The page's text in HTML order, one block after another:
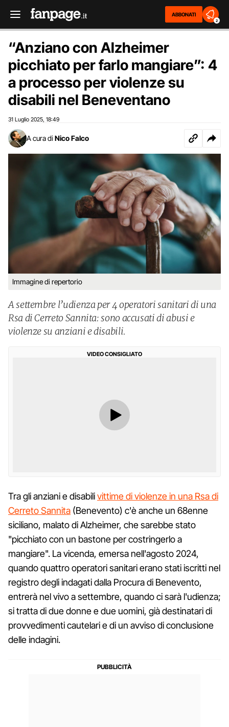
ABBONATI
2
“Anziano con Alzheimer
picchiato per farlo mangiare”: 4
a processo per violenze su
disabili nel Beneventano
31 Luglio 2025 18:49
A cura di Nico Falco
Immagine di repertorio
A settembre l’udienza per 4 operatori sanitari di una
Rsa di Cerreto Sannita: sono accusati di abusi e
violenze su anziani e disabili.
VIDEO CONSIGLIATO
Tra gli anziani e disabilivittime di violenze in una Rsa di
Cerreto Sannita (Benevento) c'è anche un 68enne
siciliano, malato di Alzheimer, che sarebbe stato
"picchiato con un bastone per costringerlo a
mangiare". La vicenda, emersa nell'agosto 2024,
quando quattro operatori sanitari erano stati iscritti nel
registro degli indagati dalla Procura di Benevento,
entrerà nel vivo a settembre, quando ci sarà l'udienza;
si tratta di due donne e due uomini, già destinatari di
provvedimenti cautelari e di un avviso di conclusione
delle indagini.